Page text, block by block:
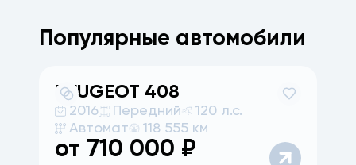
Популярные автомобили
PEUGEOT 408
2016 Передний
120 л.с.
Автомат
118 555 км
от 710 000 ₽